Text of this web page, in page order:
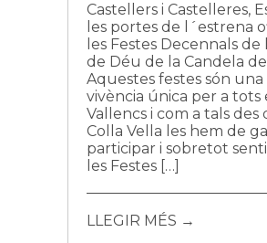
Castellers i Castelleres,
les portes de l´estrena
les Festes Decennals de
de Déu de la Candela
Aquestes festes són una
vivència única per a tots
Vallencs i com a tals des
Colla Vella les hem de
participar i sobretot
les Festes […]
LLEGIR MÉS →